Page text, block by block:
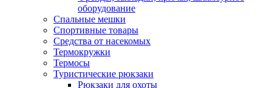
оборудование
Спальные мешки
Спортивные товары
Средства от насекомых
Термокружки
Термосы
Туристические рюкзаки
Рюкзаки для охоты